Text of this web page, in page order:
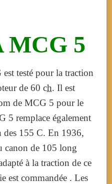
MCG 5
testé pour la traction
de 60 ch. Il est
de MCG 5 pour le
5 remplace également
155 C. En 1936,
canon de 105 long
à la traction de ce
est commandée . Les